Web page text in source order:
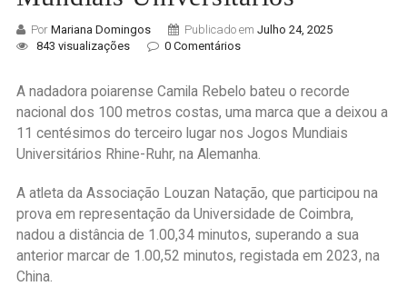
Por Mariana Domingos Publicado em Julho 24, 2025
843 visualizações
0 Comentários
A nadadora poiarense Camila Rebelo bateu o recorde
nacional dos 100 metros costas, uma marca que a deixou a
11 centésimos do terceiro lugar nos Jogos Mundiais
Universitários Rhine-Ruhr, na Alemanha.
A atleta da Associação Louzan Natação, que participou na
prova em representação da Universidade de Coimbra,
nadou a distância de 1.00,34 minutos, superando a sua
anterior marcar de 1.00,52 minutos, registada em 2023, na
China.